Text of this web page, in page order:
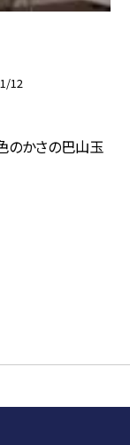
12
のかさの巴山玉